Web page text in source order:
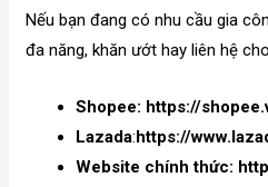
Nếu bạn đang có nhu cầu gia
đa năng, khăn ướt hay liên hệ
Shopee: https://
Lazada:https://
Website chính thức: